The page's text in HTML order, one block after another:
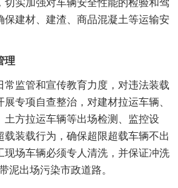
切实加强对车辆安全性能的检验和驾
保建材、建渣、商品混凝土等运输安
理
常监管和宣传教育力度，对违法装载
专项自查整治，对建材拉运车辆、
土方拉运车辆等出场检测、监控设
载装载行为，确保超限超载车辆不出
现场车辆必须专人清洗，并保证冲洗
泥出场污染市政道路。